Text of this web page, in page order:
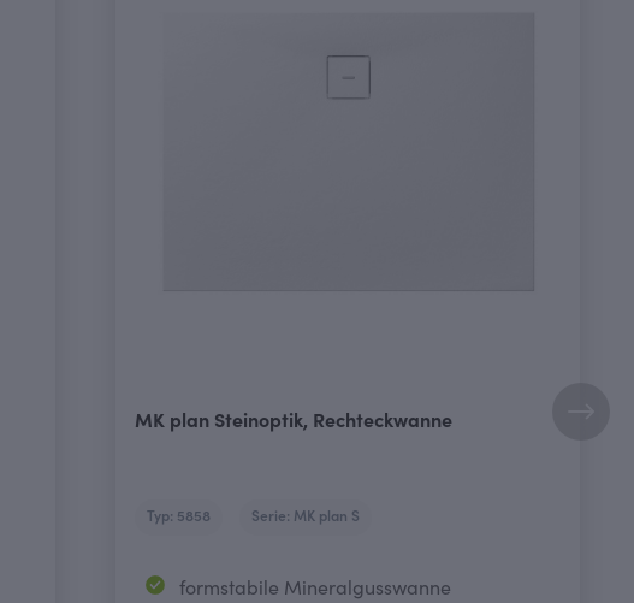
MK plan Steinoptik, Rechteckwanne
Typ: 5858 Serie: MK plan S
formstabile Mineralgusswanne